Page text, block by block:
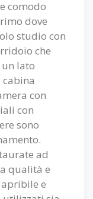
comodo
dove
studio con
che
lato
con
con
sono
ad
qualità e
e